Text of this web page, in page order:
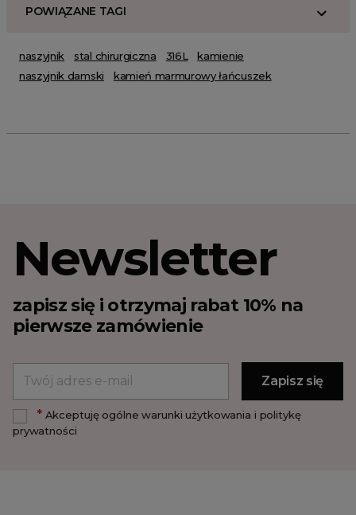
POWIĄZANE TAGI
naszyjnik stal chirurgiczna 316L
kamienie
naszyjnik damski
kamień marmurowy łańcuszek
Newsletter
zapisz się i otrzymaj rabat 10% na
pierwsze zamówienie
*Akceptuję ogólne warunki użytkowania i politykę
prywatności